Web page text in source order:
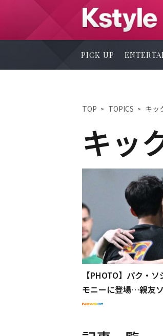
PICK UP
TOP TOPICS キッ
キッ
【PHOTO】パク・
モニーに登場…親友
擁も